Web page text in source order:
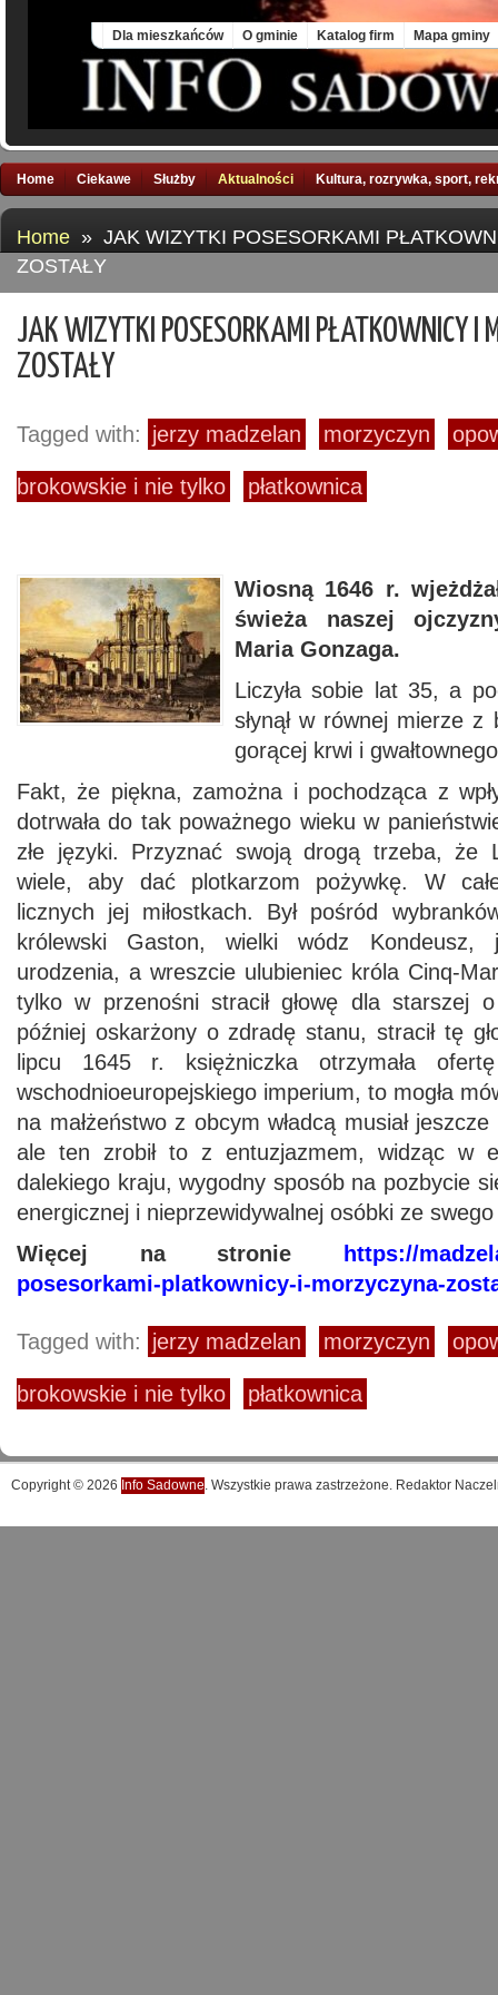
Dla mieszkańców O gminie Katalog firm Mapa gminy
Home Ciekawe Służby Aktualności Kultura, rozrywka, sport,
Home » JAK WIZYTKI POSESORKAMI
ZOSTAŁY
JAK WIZYTKI POSESORKAMI PŁATKOWNICY I
ZOSTAŁY
Tagged with: jerzy madzelan morzyczyn
brokowskie i nie tylko płatkownica
Wiosną 1646 r.
świeża naszej
Maria Gonzaga.
Liczyła sobie lat 35, a
słynął w równej mierze
gorącej krwi i
Fakt, że piękna, zamożna i pochodząca z
dotrwała do tak poważnego wieku w
złe języki. Przyznać swoją drogą trzeba, że
wiele, aby dać plotkarzom pożywkę. W
licznych jej miłostkach. Był pośród
królewski Gaston, wielki wódz Kondeusz,
urodzenia, a wreszcie ulubieniec króla Cinq-
tylko w przenośni stracił głowę dla starszej
później oskarżony o zdradę stanu, stracił tę
lipcu 1645 r. księżniczka otrzymała
wschodnioeuropejskiego imperium, to mogła
na małżeństwo z obcym władcą musiał
ale ten zrobił to z entuzjazmem, widząc w
dalekiego kraju, wygodny sposób na pozbycie
energicznej i nieprzewidywalnej osóbki ze
Więcej na stronie
https://
posesorkami-platkownicy-i-morzyczyna-
Tagged with: jerzy madzelan morzyczyn
brokowskie i nie tylko płatkownica
Copyright © 2026 Info Sadowne. Wszystkie prawa zastrzeżone. Redaktor